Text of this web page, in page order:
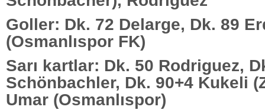
Goller: Dk. 72 Delarge, Dk. 89
(Osmanlıspor FK)
Sarı kartlar: Dk. 50 Rodriguez,
Schönbachler, Dk. 90+4 Kukeli
Umar (Osmanlıspor)